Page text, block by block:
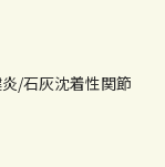
/石灰沈着性関節